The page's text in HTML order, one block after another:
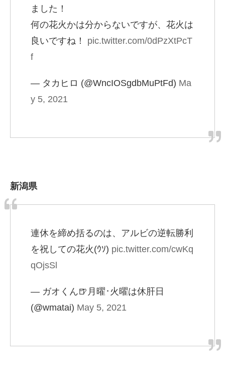
ました！
何の花火かは分からないですが、花火は
良いですね！ pic.twitter.com/0dPzXtPcT
f
— タカヒロ (@WncIOSgdbMuPtFd) Ma
y 5, 2021
新潟県
連休を締め括るのは、アルビの逆転勝利
を祝しての花火(ｳｿ) pic.twitter.com/cwKq
qOjsSl
— ガオくん🍺月曜･火曜は休肝日
(@wmatai) May 5, 2021